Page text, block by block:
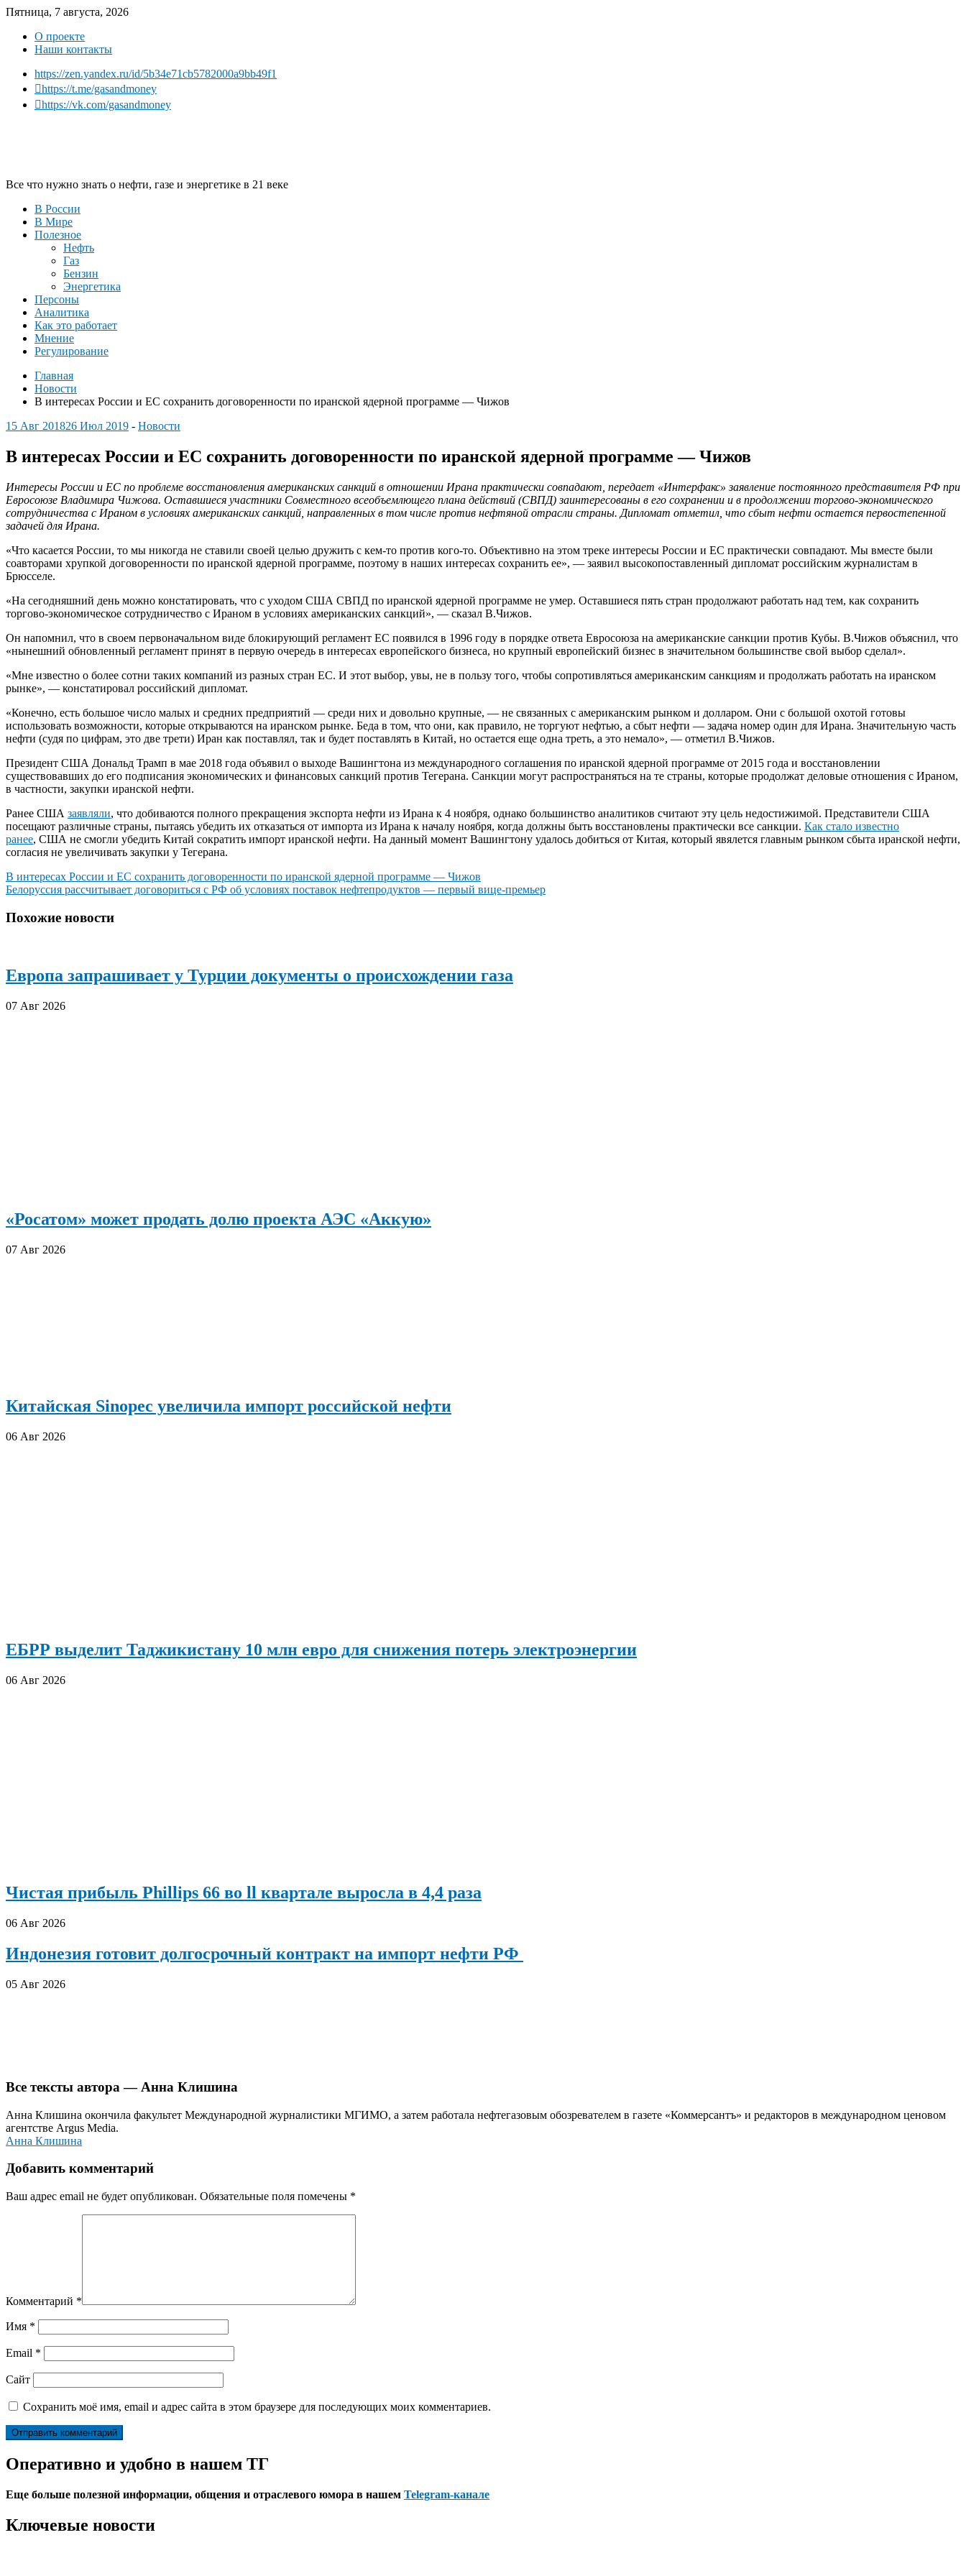
Пятница, 7 августа, 2026
О проекте
Наши контакты
https://zen.yandex.ru/id/5b34e71cb5782000a9bb49f1
https://t.me/gasandmoney
https://vk.com/gasandmoney
Все что нужно знать о нефти, газе и энергетике в 21 веке
В России
В Мире
Полезное
Нефть
Газ
Бензин
Энергетика
Персоны
Аналитика
Как это работает
Мнение
Регулирование
Главная
Новости
В интересах России и ЕС сохранить договоренности по иранской ядерной программе — Чижов
15 Авг 201826 Июл 2019 - Новости
В интересах России и ЕС сохранить договоренности по иранской ядерной программе — Чижов
Интересы России и ЕС по проблеме восстановления американских санкций в отношении Ирана практически совпадают, передает «Интерфакс» заявление постоянного представителя РФ при
Евросоюзе Владимира Чижова. Оставшиеся участники Совместного всеобъемлющего плана действий (СВПД) заинтересованы в его сохранении и в продолжении торгово-экономического
сотрудничества с Ираном в условиях американских санкций, направленных в том числе против нефтяной отрасли страны. Дипломат отметил, что сбыт нефти остается первостепенной
задачей для Ирана.
«Что касается России, то мы никогда не ставили своей целью дружить с кем-то против кого-то. Объективно на этом треке интересы России и ЕС практически совпадают. Мы вместе были
соавторами хрупкой договоренности по иранской ядерной программе, поэтому в наших интересах сохранить ее», — заявил высокопоставленный дипломат российским журналистам в
Брюсселе.
«На сегодняшний день можно констатировать, что с уходом США СВПД по иранской ядерной программе не умер. Оставшиеся пять стран продолжают работать над тем, как сохранить
торгово-экономическое сотрудничество с Ираном в условиях американских санкций», — сказал В.Чижов.
Он напомнил, что в своем первоначальном виде блокирующий регламент ЕС появился в 1996 году в порядке ответа Евросоюза на американские санкции против Кубы. В.Чижов объяснил, что
«нынешний обновленный регламент принят в первую очередь в интересах европейского бизнеса, но крупный европейский бизнес в значительном большинстве свой выбор сделал».
«Мне известно о более сотни таких компаний из разных стран ЕС. И этот выбор, увы, не в пользу того, чтобы сопротивляться американским санкциям и продолжать работать на иранском
рынке», — констатировал российский дипломат.
«Конечно, есть большое число малых и средних предприятий — среди них и довольно крупные, — не связанных с американским рынком и долларом. Они с большой охотой готовы
использовать возможности, которые открываются на иранском рынке. Беда в том, что они, как правило, не торгуют нефтью, а сбыт нефти — задача номер один для Ирана. Значительную часть
нефти (судя по цифрам, это две трети) Иран как поставлял, так и будет поставлять в Китай, но остается еще одна треть, а это немало», — отметил В.Чижов.
Президент США Дональд Трамп в мае 2018 года объявил о выходе Вашингтона из международного соглашения по иранской ядерной программе от 2015 года и восстановлении
существовавших до его подписания экономических и финансовых санкций против Тегерана. Санкции могут распространяться на те страны, которые продолжат деловые отношения с Ираном,
в частности, закупки иранской нефти.
Ранее США заявляли, что добиваются полного прекращения экспорта нефти из Ирана к 4 ноября, однако большинство аналитиков считают эту цель недостижимой. Представители США
посещают различные страны, пытаясь убедить их отказаться от импорта из Ирана к началу ноября, когда должны быть восстановлены практически все санкции. Как стало известно
ранее, США не смогли убедить Китай сократить импорт иранской нефти. На данный момент Вашингтону удалось добиться от Китая, который явялется главным рынком сбыта иранской нефти,
согласия не увеличивать закупки у Тегерана.
Навигация
по
записям
В интересах России и ЕС сохранить договоренности по иранской ядерной программе — Чижов
Белоруссия рассчитывает договориться с РФ об условиях поставок нефтепродуктов — первый вице-премьер
Похожие новости
Европа запрашивает у Турции документы о происхождении газа
07 Авг 2026
«Росатом» может продать долю проекта АЭС «Аккую»
07 Авг 2026
Китайская Sinopec увеличила импорт российской нефти
06 Авг 2026
ЕБРР выделит Таджикистану 10 млн евро для снижения потерь электроэнергии
06 Авг 2026
Чистая прибыль Phillips 66 во ll квартале выросла в 4,4 раза
06 Авг 2026
Индонезия готовит долгосрочный контракт на импорт нефти РФ
05 Авг 2026
Все тексты автора — Анна Клишина
Анна Клишина окончила факультет Международной журналистики МГИМО, а затем работала нефтегазовым обозревателем в газете «Коммерсантъ» и редакторов в международном ценовом
агентстве Argus Media.
Анна Клишина
Добавить комментарий
Ваш адрес email не будет опубликован. Обязательные поля помечены *
Комментарий *
Имя *
Email *
Сайт
Сохранить моё имя, email и адрес сайта в этом браузере для последующих моих комментариев.
Оперативно и удобно в нашем ТГ
Еще больше полезной информации, общения и отраслевого юмора в нашем Telegram-канале
Ключевые новости